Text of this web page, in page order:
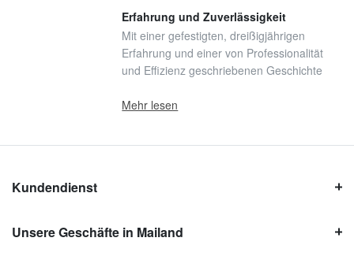
Erfahrung und Zuverlässigkeit
Mit einer gefestigten, dreißigjährigen
Erfahrung und einer von Professionalität
und Effizienz geschriebenen Geschichte
Mehr lesen
Kundendienst
Unsere Geschäfte in Mailand